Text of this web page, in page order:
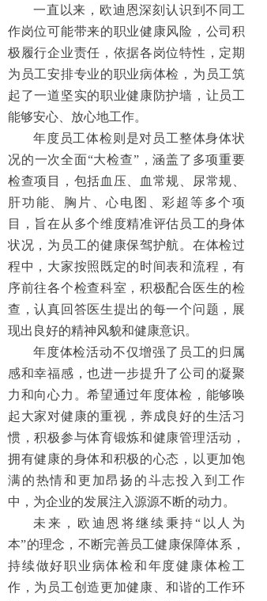
一直以来，欧迪恩深刻认识到不同工
作岗位可能带来的职业健康风险，公司积
极履行企业责任，依据各岗位特性，定期
为员工安排专业的职业病体检，为员工筑
起了一道坚实的职业健康防护墙，让员工
能够安心、放心地工作。
年度员工体检则是对员工整体身体状
况的一次全面“大检查”，涵盖了多项重要
检查项目，包括血压、血常规、尿常规、
肝功能、胸片、心电图、彩超等多个项
目，旨在从多个维度精准评估员工的身体
状况，为员工的健康保驾护航。在体检过
程中，大家按照既定的时间表和流程，有
序前往各个检查科室，积极配合医生的检
查，认真回答医生提出的每一个问题，展
现出良好的精神风貌和健康意识。
年度体检活动不仅增强了员工的归属
感和幸福感，也进一步提升了公司的凝聚
力和向心力。希望通过年度体检，能够唤
起大家对健康的重视，养成良好的生活习
惯，积极参与体育锻炼和健康管理活动，
拥有健康的身体和积极的心态，以更加饱
满的热情和更加昂扬的斗志投入到工作
中，为企业的发展注入源源不断的动力。
未来，欧迪恩将继续秉持“以人为
本”的理念，不断完善员工健康保障体系，
持续做好职业病体检和年度健康体检工
作，为员工创造更加健康、和谐的工作环